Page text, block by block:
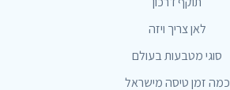
לאן צריך ויזה
סוגי מטבעות בעולם
כמה זמן טיסה מישראל